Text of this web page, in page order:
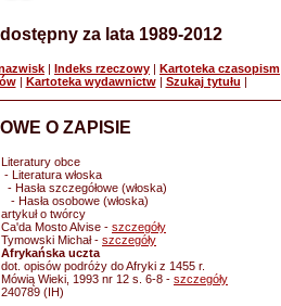
dostępny za lata 1989-2012
| Indeks rzeczowy | Kartoteka czasopism
| Kartoteka wydawnictw| Szukaj tytułu |
O ZAPISIE
Literatury obce
- Literatura włoska
- Hasła szczegółowe (włoska)
- Hasła osobowe (włoska)
artykuł o twórcy
Ca'da Mosto Alvise - szczegóły
Tymowski Michał - szczegóły
Afrykańska uczta
dot. opisów podróży do Afryki z 1455 r.
Mówią Wieki, 1993 nr 12 s. 6-8 - szczegóły
240789 (IH)